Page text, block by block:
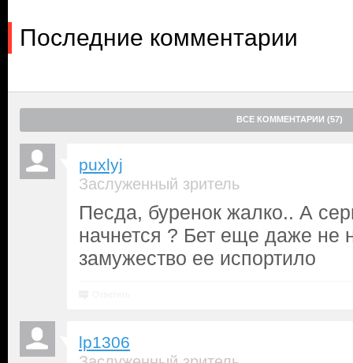
Последние комментарии
ВСЕ КОММЕНТАРИИ (57)
puxlyj
Заслуженный зритель
Песда, буренок жалко.. А
начнется ? Бет еще даже не
замужество ее испортило
lp1306